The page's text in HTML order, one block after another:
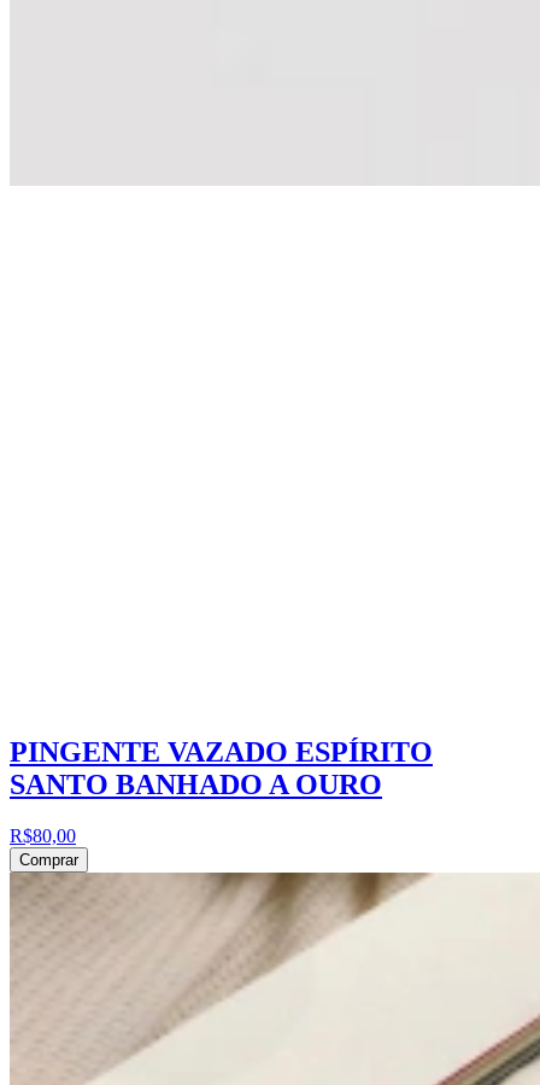
PINGENTE VAZADO ESPÍRITO
SANTO BANHADO A OURO
R$80,00
Comprar